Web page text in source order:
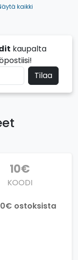
kaikki
kaupalta
Tilaa
10€
KOODI
ostoksista